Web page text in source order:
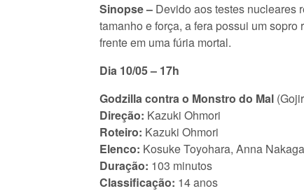
Sinopse – Devido aos testes nucleares
tamanho e força, a fera possui um
frente em uma fúria mortal.
Dia 10/05 – 17h
Godzilla contra o Monstro do Mal
Direção: Kazuki Ohmori
Roteiro: Kazuki Ohmori
Elenco: Kosuke Toyohara, Anna
Duração: 103 minutos
Classificação: 14 anos